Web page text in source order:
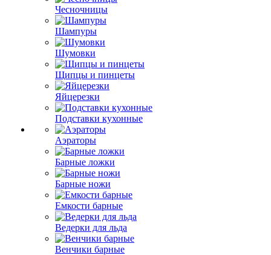
Чесночницы
Шампуры
Шумовки
Щипцы и пинцеты
Яйцерезки
Подставки кухонные
Аэраторы
Барные ложки
Барные ножи
Емкости барные
Ведерки для льда
Венчики барные